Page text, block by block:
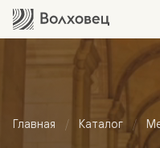
Главная Каталог